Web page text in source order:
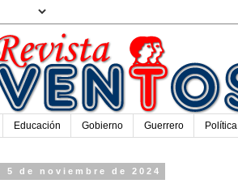
Educación Gobierno Guerrero Política
5 de noviembre de 2024